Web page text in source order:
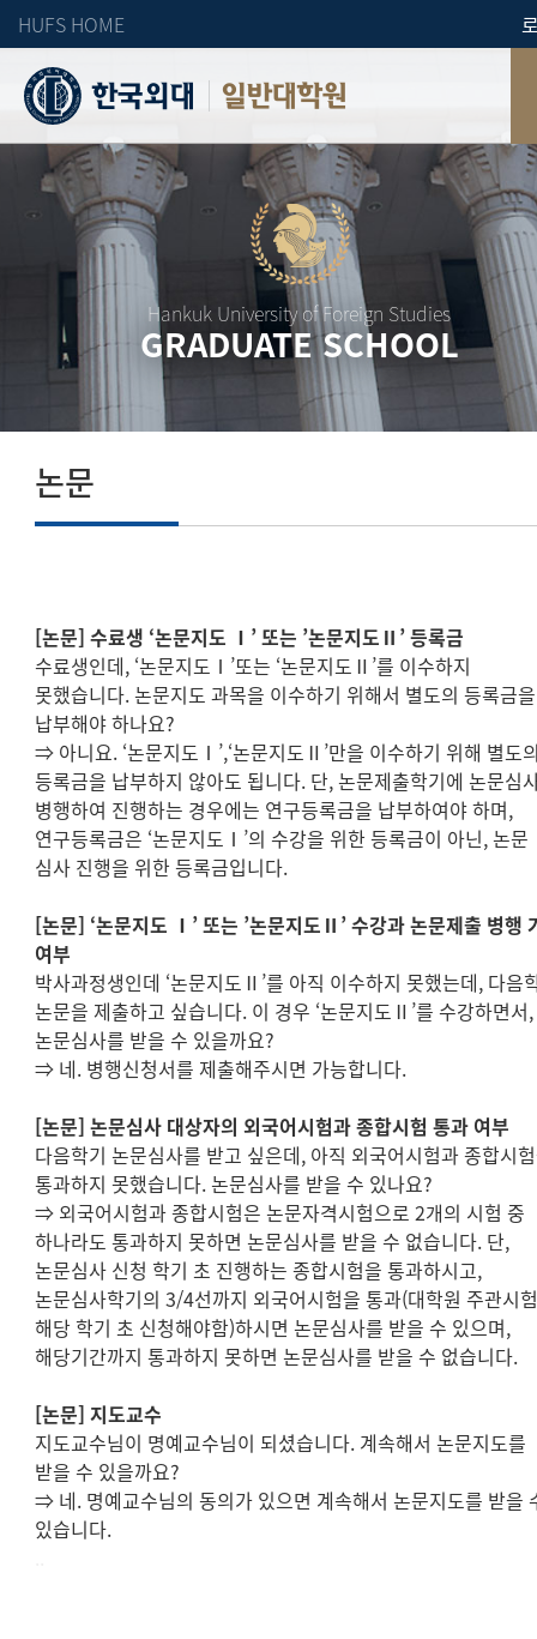
HUFS HOME
일반대학원
Hankuk University of Foreign Studies
GRADUATE SCHOOL
논문
[논문]수료생 ‘논문지도 Ⅰ ’또는 ’논문지도 Ⅱ ’등록금
수료생인데, ‘논문지도 Ⅰ ’또는 ‘논문지도 Ⅱ ’를 이수하지
못했습니다.논문지도 과목을 이수하기 위해서 별도의 등록금을
납부해야 하나요?
⇒ 아니요. ‘논문지도 Ⅰ ’,‘논문지도 Ⅱ ’만을 이수하기 위해 별도
등록금을 납부하지 않아도 됩니다. 단,논문제출학기에 논문심
병행하여 진행하는 경우에는 연구등록금을 납부하여야 하며,
연구등록금은 ‘논문지도 Ⅰ ’의 수강을 위한 등록금이 아닌,논문
심사 진행을 위한 등록금입니다.
[논문] ‘논문지도 Ⅰ ’또는 ’논문지도 Ⅱ ’수강과 논문제출 병행
여부
박사과정생인데 ‘논문지도 Ⅱ ’를 아직 이수하지 못했는데, 다음
논문을 제출하고 싶습니다. 이 경우 ‘논문지도 Ⅱ ’를 수강하면서,
논문심사를 받을 수 있을까요?
⇒ 네. 병행신청서를 제출해주시면 가능합니다.
[논문]논문심사 대상자의 외국어시험과 종합시험 통과 여부
다음학기 논문심사를 받고 싶은데, 아직 외국어시험과 종합시
통과하지 못했습니다.논문심사를 받을 수 있나요?
⇒ 외국어시험과 종합시험은 논문자격시험으로2개의 시험 중
하나라도 통과하지 못하면 논문심사를 받을 수 없습니다. 단,
논문심사 신청 학기 초 진행하는 종합시험을 통과하시고,
논문심사학기의3/4선까지 외국어시험을 통과(대학원 주관시
해당 학기 초 신청해야함)하시면 논문심사를 받을 수 있으며,
해당기간까지 통과하지 못하면 논문심사를 받을 수 없습니다.
[논문]지도교수
지도교수님이 명예교수님이 되셨습니다. 계속해서 논문지도를
받을 수 있을까요?
⇒ 네. 명예교수님의 동의가 있으면 계속해서 논문지도를 받을
있습니다.